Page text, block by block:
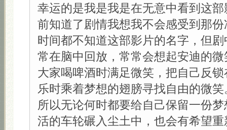
幸运的是我是我是在无意中看到这
前知道了剧情我想我不会感受到那
时间都不知道这部影片的名字，但
常在脑中回放，常常会想起安迪的
大家喝啤酒时满足微笑，把自己反
乐时乘着梦想的翅膀寻找自由的微笑
所以无论何时都要给自己保留一份
活的车轮碾入尘土中，也会有希望